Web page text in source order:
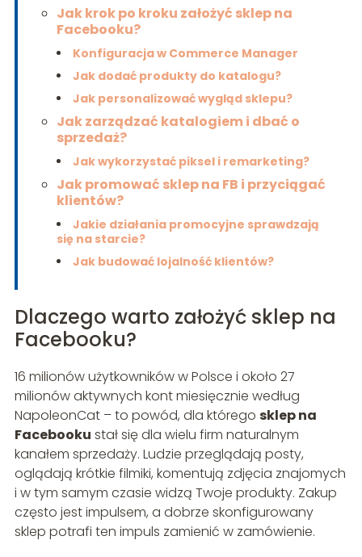
Jak krok po kroku założyć sklep na
Facebooku?
Konfiguracja w Commerce Manager
Jak dodać produkty do katalogu?
Jak personalizować wygląd sklepu?
Jak zarządzać katalogiem i dbać o
sprzedaż?
Jak wykorzystać piksel i remarketing?
Jak promować sklep na FB i przyciągać
klientów?
Jakie działania promocyjne sprawdzają
się na starcie?
Jak budować lojalność klientów?
Dlaczego warto założyć sklep na
Facebooku?
16 milionów użytkowników w Polsce i około 27
milionów aktywnych kont miesięcznie według
NapoleonCat – to powód, dla którego sklep na
Facebooku stał się dla wielu firm naturalnym
kanałem sprzedaży. Ludzie przeglądają posty,
oglądają krótkie filmiki, komentują zdjęcia znajomych
i w tym samym czasie widzą Twoje produkty. Zakup
często jest impulsem, a dobrze skonfigurowany
sklep potrafi ten impuls zamienić w zamówienie.